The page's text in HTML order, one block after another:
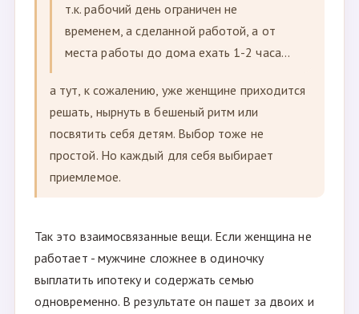
т.к. рабочий день ограничен не
временем, а сделанной работой, а от
места работы до дома ехать 1-2 часа...
а тут, к сожалению, уже женщине приходится
решать, нырнуть в бешеный ритм или
посвятить себя детям. Выбор тоже не
простой. Но каждый для себя выбирает
приемлемое.
Так это взаимосвязанные вещи. Если женщина не
работает - мужчине сложнее в одиночку
выплатить ипoтеку и содержать семью
одновременно. В результате он пашет за двоих и